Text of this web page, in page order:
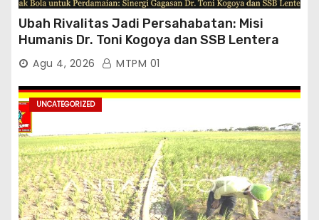
Ubah Rivalitas Jadi Persahabatan: Misi
Humanis Dr. Toni Kogoya dan SSB Lentera
TimurAgu 4, 2026 MTPM 01
UNCATEGORIZED